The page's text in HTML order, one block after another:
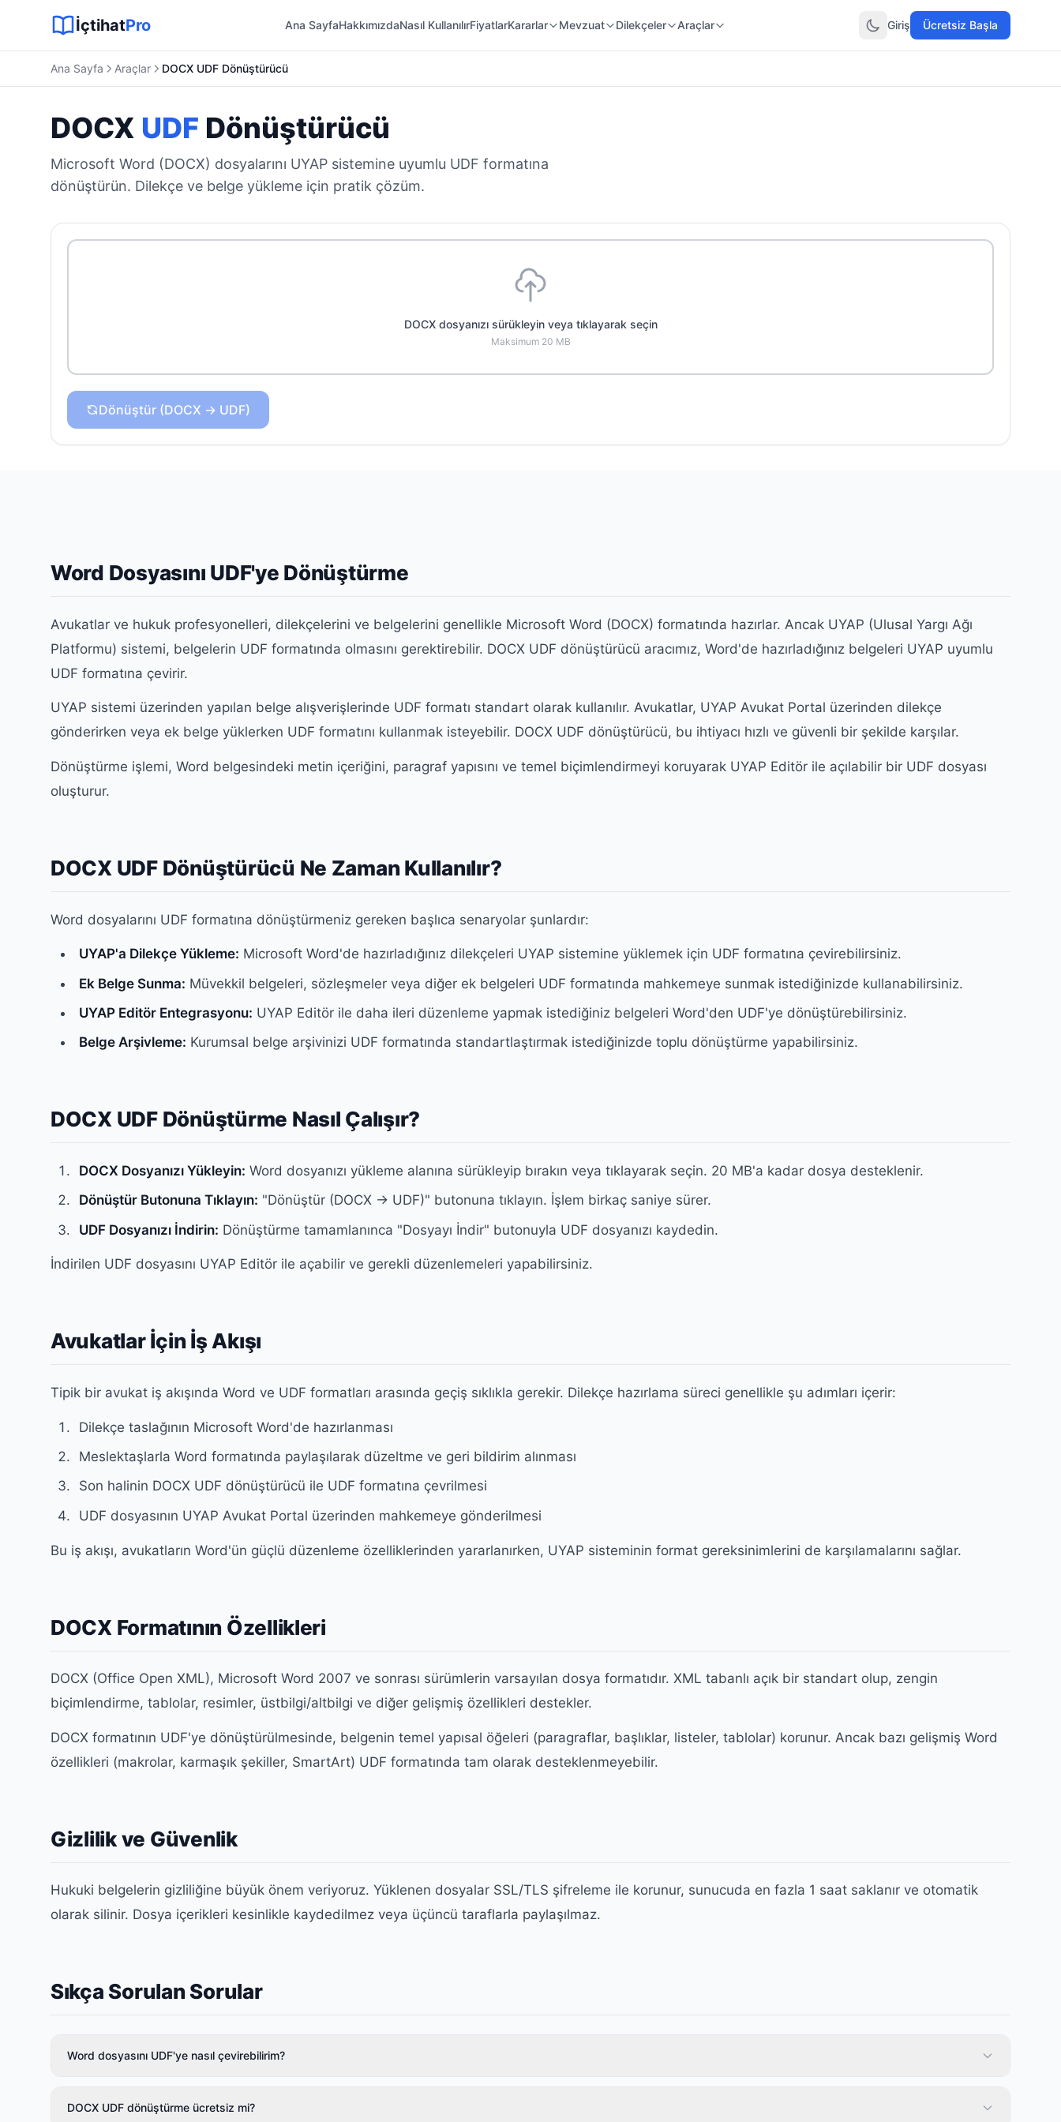
İçtihatPro Ana SayfaHakkımızdaNasıl KullanılırFiyatlarKararlar Mevzuat Dilekçeler Araçlar Giriş Ücretsiz Başla
Ana Sayfa Araçlar DOCX UDF Dönüştürücü
DOCX UDF Dönüştürücü
Microsoft Word (DOCX) dosyalarını UYAP sistemine uyumlu UDF formatına
dönüştürün. Dilekçe ve belge yükleme için pratik çözüm.
DOCX dosyanızı sürükleyin veya tıklayarak seçin
Maksimum 20 MB
Dönüştür (DOCX → UDF)
Word Dosyasını UDF'ye Dönüştürme
Avukatlar ve hukuk profesyonelleri, dilekçelerini ve belgelerini genellikle Microsoft Word (DOCX) formatında hazırlar. Ancak UYAP (Ulusal Yargı Ağı
Platformu) sistemi, belgelerin UDF formatında olmasını gerektirebilir. DOCX UDF dönüştürücü aracımız, Word'de hazırladığınız belgeleri UYAP uyumlu
UDF formatına çevirir.
UYAP sistemi üzerinden yapılan belge alışverişlerinde UDF formatı standart olarak kullanılır. Avukatlar, UYAP Avukat Portal üzerinden dilekçe
gönderirken veya ek belge yüklerken UDF formatını kullanmak isteyebilir. DOCX UDF dönüştürücü, bu ihtiyacı hızlı ve güvenli bir şekilde karşılar.
Dönüştürme işlemi, Word belgesindeki metin içeriğini, paragraf yapısını ve temel biçimlendirmeyi koruyarak UYAP Editör ile açılabilir bir UDF dosyası
oluşturur.
DOCX UDF Dönüştürücü Ne Zaman Kullanılır?
Word dosyalarını UDF formatına dönüştürmeniz gereken başlıca senaryolar şunlardır:
UYAP'a Dilekçe Yükleme: Microsoft Word'de hazırladığınız dilekçeleri UYAP sistemine yüklemek için UDF formatına çevirebilirsiniz.
Ek Belge Sunma: Müvekkil belgeleri, sözleşmeler veya diğer ek belgeleri UDF formatında mahkemeye sunmak istediğinizde kullanabilirsiniz.
UYAP Editör Entegrasyonu: UYAP Editör ile daha ileri düzenleme yapmak istediğiniz belgeleri Word'den UDF'ye dönüştürebilirsiniz.
Belge Arşivleme: Kurumsal belge arşivinizi UDF formatında standartlaştırmak istediğinizde toplu dönüştürme yapabilirsiniz.
DOCX UDF Dönüştürme Nasıl Çalışır?
DOCX Dosyanızı Yükleyin: Word dosyanızı yükleme alanına sürükleyip bırakın veya tıklayarak seçin. 20 MB'a kadar dosya desteklenir.
Dönüştür Butonuna Tıklayın: "Dönüştür (DOCX → UDF)" butonuna tıklayın. İşlem birkaç saniye sürer.
UDF Dosyanızı İndirin: Dönüştürme tamamlanınca "Dosyayı İndir" butonuyla UDF dosyanızı kaydedin.
İndirilen UDF dosyasını UYAP Editör ile açabilir ve gerekli düzenlemeleri yapabilirsiniz.
Avukatlar İçin İş Akışı
Tipik bir avukat iş akışında Word ve UDF formatları arasında geçiş sıklıkla gerekir. Dilekçe hazırlama süreci genellikle şu adımları içerir:
Dilekçe taslağının Microsoft Word'de hazırlanması
Meslektaşlarla Word formatında paylaşılarak düzeltme ve geri bildirim alınması
Son halinin DOCX UDF dönüştürücü ile UDF formatına çevrilmesi
UDF dosyasının UYAP Avukat Portal üzerinden mahkemeye gönderilmesi
Bu iş akışı, avukatların Word'ün güçlü düzenleme özelliklerinden yararlanırken, UYAP sisteminin format gereksinimlerini de karşılamalarını sağlar.
DOCX Formatının Özellikleri
DOCX (Office Open XML), Microsoft Word 2007 ve sonrası sürümlerin varsayılan dosya formatıdır. XML tabanlı açık bir standart olup, zengin
biçimlendirme, tablolar, resimler, üstbilgi/altbilgi ve diğer gelişmiş özellikleri destekler.
DOCX formatının UDF'ye dönüştürülmesinde, belgenin temel yapısal öğeleri (paragraflar, başlıklar, listeler, tablolar) korunur. Ancak bazı gelişmiş Word
özellikleri (makrolar, karmaşık şekiller, SmartArt) UDF formatında tam olarak desteklenmeyebilir.
Gizlilik ve Güvenlik
Hukuki belgelerin gizliliğine büyük önem veriyoruz. Yüklenen dosyalar SSL/TLS şifreleme ile korunur, sunucuda en fazla 1 saat saklanır ve otomatik
olarak silinir. Dosya içerikleri kesinlikle kaydedilmez veya üçüncü taraflarla paylaşılmaz.
Sıkça Sorulan Sorular
Word dosyasını UDF'ye nasıl çevirebilirim?
DOCX UDF dönüştürme ücretsiz mi?